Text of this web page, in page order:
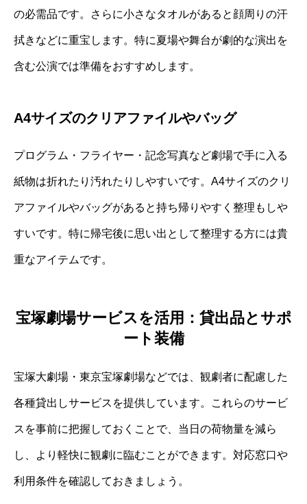
の必需品です。さらに小さなタオルがあると顔周りの汗
拭きなどに重宝します。特に夏場や舞台が劇的な演出を
含む公演では準備をおすすめします。
A4サイズのクリアファイルやバッグ
プログラム・フライヤー・記念写真など劇場で手に入る
紙物は折れたり汚れたりしやすいです。A4サイズのクリ
アファイルやバッグがあると持ち帰りやすく整理もしや
すいです。特に帰宅後に思い出として整理する方には貴
重なアイテムです。
宝塚劇場サービスを活用：貸出品とサポ
ート装備
宝塚大劇場・東京宝塚劇場などでは、観劇者に配慮した
各種貸出しサービスを提供しています。これらのサービ
スを事前に把握しておくことで、当日の荷物量を減ら
し、より軽快に観劇に臨むことができます。対応窓口や
利用条件を確認しておきましょう。